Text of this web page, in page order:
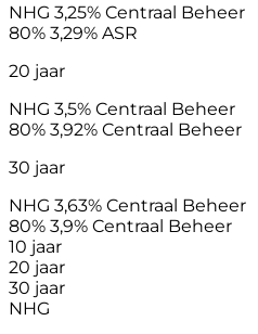
NHG 3,25% Centraal Beheer
80% 3,29% ASR
20 jaar
NHG 3,5% Centraal Beheer
80% 3,92% Centraal Beheer
30 jaar
NHG 3,63% Centraal Beheer
80% 3,9% Centraal Beheer
10 jaar
20 jaar
30 jaar
NHG